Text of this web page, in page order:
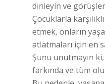
dinleyin ve
Çocuklarla
etmek, onların
atlatmaları için en
Şunu unutmayın
farkında ve tüm